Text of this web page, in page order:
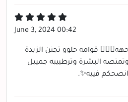
June 3, 2024 00:42
قوامه حلوو تجنن الزبدة
البشرة وترطييبه جمييل
فييه✨.